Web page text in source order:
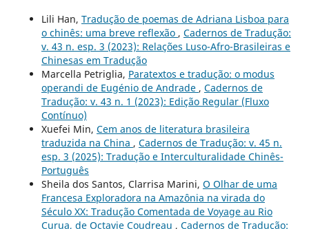
Lili Han, Tradução de poemas de Adriana Lisboa para
o chinês: uma breve reflexão , Cadernos de Tradução:
v. 43 n. esp. 3 (2023): Relações Luso-Afro-Brasileiras e
Chinesas em Tradução
Marcella Petriglia, Paratextos e tradução: o modus
operandi de Eugénio de Andrade , Cadernos de
Tradução: v. 43 n. 1 (2023): Edição Regular (Fluxo
Contínuo)
Xuefei Min, Cem anos de literatura brasileira
traduzida na China , Cadernos de Tradução: v. 45 n.
esp. 3 (2025): Tradução e Interculturalidade Chinês-
Português
Sheila dos Santos, Clarrisa Marini, O Olhar de uma
Francesa Exploradora na Amazônia na virada do
Século XX: Tradução Comentada de Voyage au Rio
Curua, de Octavie Coudreau , Cadernos de Tradução: